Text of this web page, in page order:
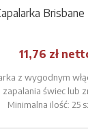
Brisbane
11,76 zł
z wygodnym
zapalania świec lub
Minimalna ilość: 25